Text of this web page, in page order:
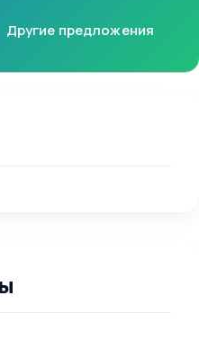
Другие предложения